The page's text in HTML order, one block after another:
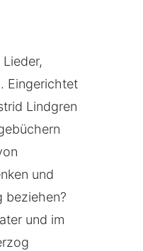
Eingerichtet
Lindgren
und
beziehen?
und im